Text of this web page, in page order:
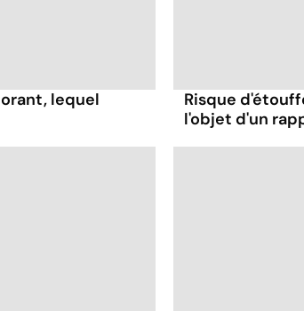
lequel
Risque
l'objet d'un